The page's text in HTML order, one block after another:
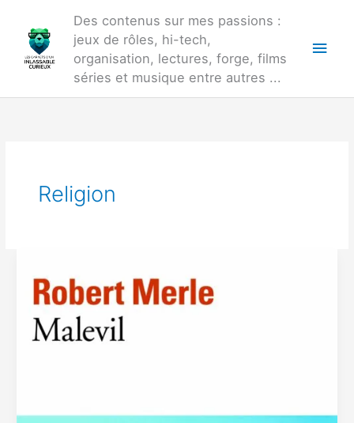
contenu
Des contenus sur mes passions :
jeux de rôles, hi-tech,
organisation, lectures, forge, films
séries et musique entre autres ...
Religion